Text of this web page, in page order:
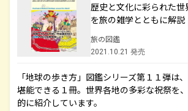
歴史と文化に彩られた世
を旅の雑学とともに解説
旅の図鑑
2021.10.21 発売
「地球の歩き方」図鑑シリーズ第１１弾は
堪能できる１冊。世界各地の多彩な祝祭を
的に紹介しています。